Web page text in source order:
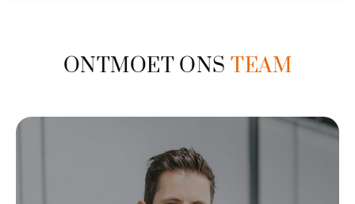
ONTMOET ONSTEAM